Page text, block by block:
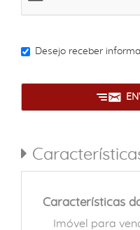
Desejo receber
Características
Imóvel para